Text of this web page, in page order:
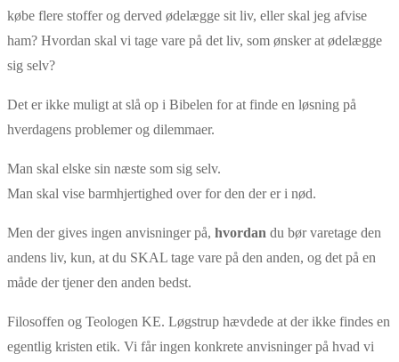
købe flere stoffer og derved ødelægge sit liv, eller skal jeg afvise
ham? Hvordan skal vi tage vare på det liv, som ønsker at ødelægge
sig selv?
Det er ikke muligt at slå op i Bibelen for at finde en løsning på
hverdagens problemer og dilemmaer.
Man skal elske sin næste som sig selv.
Man skal vise barmhjertighed over for den der er i nød.
Men der gives ingen anvisninger på, hvordan du bør varetage den
andens liv, kun, at du SKAL tage vare på den anden, og det på en
måde der tjener den anden bedst.
Filosoffen og Teologen KE. Løgstrup hævdede at der ikke findes en
egentlig kristen etik. Vi får ingen konkrete anvisninger på hvad vi